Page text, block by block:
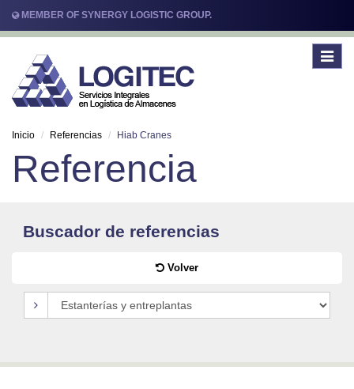
MEMBER OF SYNERGY LOGISTIC GROUP.
Toggle
Inicio Referencias Hiab Cranes
Referencia
Buscador de referencias
Volver